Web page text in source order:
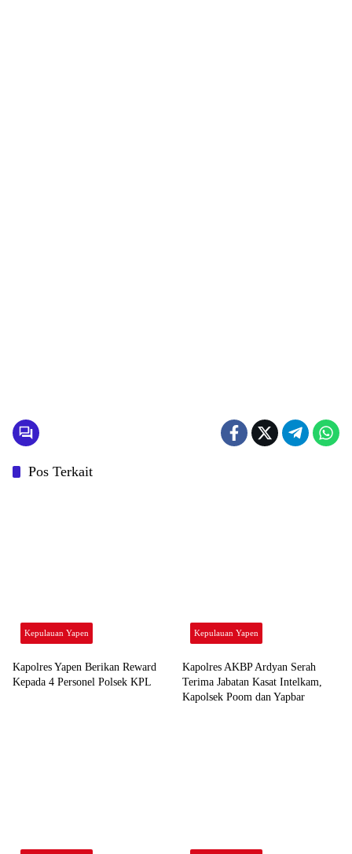
Pos Terkait
Kepulauan Yapen
Kapolres Yapen Berikan Reward
Kepada 4 Personel Polsek KPL
Kepulauan Yapen
Kapolres AKBP Ardyan Serah
Terima Jabatan Kasat Intelkam,
Kapolsek Poom dan Yapbar